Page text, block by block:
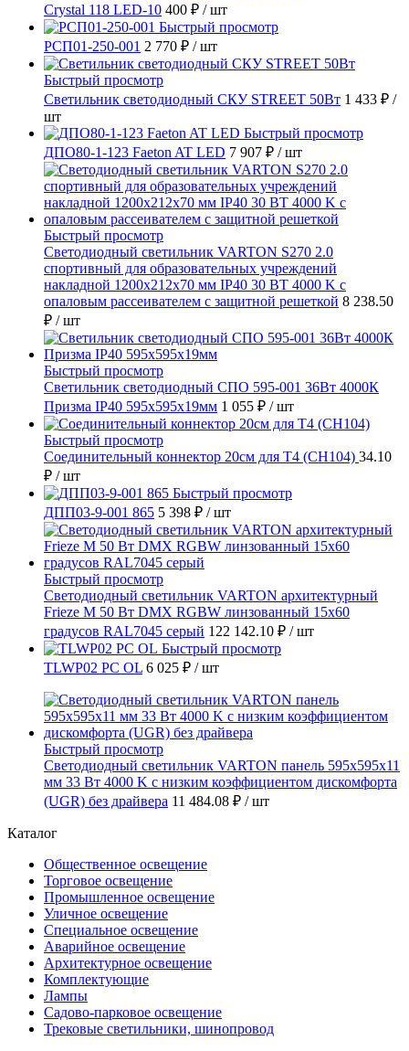
Crystal 118 LED-10 400 ₽ / шт
Быстрый просмотр
РСП01-250-001 2 770 ₽ / шт
Быстрый просмотр
Светильник светодиодный СКУ STREET 50Вт 1 433 ₽ /
шт
Быстрый просмотр
ДПО80-1-123 Faeton AT LED 7 907 ₽ / шт
Быстрый просмотр
Светодиодный светильник VARTON S270 2.0
спортивный для образовательных учреждений
накладной 1200х212х70 мм IP40 30 ВТ 4000 K с
опаловым рассеивателем с защитной решеткой 8 238.50
₽ / шт
Быстрый просмотр
Светильник светодиодный СПО 595-001 36Вт 4000К
Призма IP40 595х595х19мм 1 055 ₽ / шт
Быстрый просмотр
Соединительный коннектор 20см для T4 (СН104) 34.10
₽ / шт
Быстрый просмотр
ДПП03-9-001 865 5 398 ₽ / шт
Быстрый просмотр
Светодиодный светильник VARTON архитектурный
Frieze M 50 Вт DMX RGBW линзованный 15x60
градусов RAL7045 серый 122 142.10 ₽ / шт
Быстрый просмотр
TLWP02 PC OL 6 025 ₽ / шт
Быстрый просмотр
Светодиодный светильник VARTON панель 595х595х11
мм 33 Вт 4000 K с низким коэффициентом дискомфорта
(UGR) без драйвера 11 484.08 ₽ / шт
Каталог
Общественное освещение
Торговое освещение
Промышленное освещение
Уличное освещение
Специальное освещение
Аварийное освещение
Архитектурное освещение
Комплектующие
Лампы
Садово-парковое освещение
Трековые светильники, шинопровод